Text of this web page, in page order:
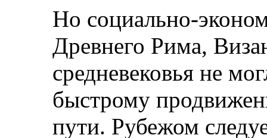
Но социально-
Древнего Рима,
средневековья не
быстрому
пути. Рубежом